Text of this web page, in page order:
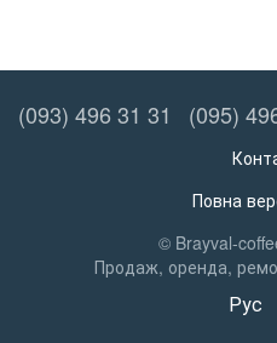
(093) 496 31 31 (095)
Повна
© Brayval-
Продаж, оренда,
Рус